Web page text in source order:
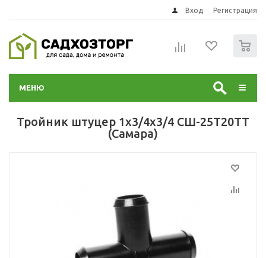
Вход Регистрация
МЕНЮ
Тройник штуцер 1х3/4х3/4 СШ-25Т20ТТ
(Самара)